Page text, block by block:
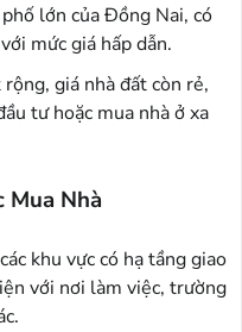
lớn của Đồng Nai, có
mức giá hấp dẫn.
giá nhà đất còn rẻ,
tư hoặc mua nhà ở xa
Mua Nhà
khu vực có hạ tầng giao
với nơi làm việc, trường